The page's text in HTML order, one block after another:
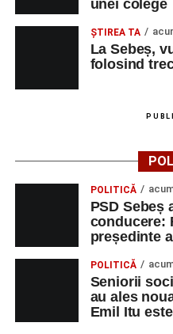
Adaugă-ne
Urmărește-
iluminatului public
apelului la economii
Duminică, 23 august
cea de-a III-a ediție
de Sebeș”
Primul concert din
2026 a adus emoție
unei colege
ŞTIREA TA
La Sebeș,
folosind
POLITICĂ
PSD Sebeș
conducere:
președinte
POLITICĂ
Seniorii
au ales
Emil Itu